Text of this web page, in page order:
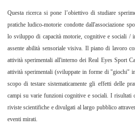
Questa ricerca si pone l’obiettivo di studiare
pratiche ludico-motorie condotte dall'associazione
lo sviluppo di capacità motorie, cognitive e sociali /
assente abilità sensoriale visiva. Il piano di lavoro
attività sperimentali all'interno dei Real Eyes Sport
attività sperimentali (sviluppate in forme di "giochi"
scopo di testare sistematicamente gli effetti delle
campi su varie funzioni cognitive e sociali. I risultati
riviste scientifiche e divulgati al largo pubblico
eventi mirati.